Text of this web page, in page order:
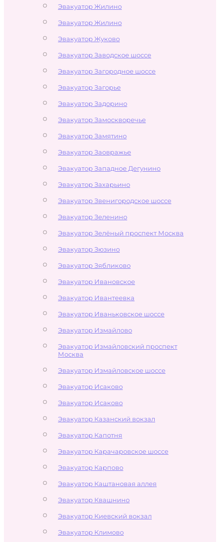
Эвакуатор Жилино
Эвакуатор Жилино
Эвакуатор Жуково
Эвакуатор Заводское шоссе
Эвакуатор Загородное шоссе
Эвакуатор Загорье
Эвакуатор Задорино
Эвакуатор Замоскворечье
Эвакуатор Замятино
Эвакуатор Заовражье
Эвакуатор Западное Дегунино
Эвакуатор Захарьино
Эвакуатор Звенигородское шоссе
Эвакуатор Зеленино
Эвакуатор Зелёный проспект Москва
Эвакуатор Зюзино
Эвакуатор Зябликово
Эвакуатор Ивановское
Эвакуатор Ивантеевка
Эвакуатор Иваньковское шоссе
Эвакуатор Измайлово
Эвакуатор Измайловский проспект
Москва
Эвакуатор Измайловское шоссе
Эвакуатор Исаково
Эвакуатор Исаково
Эвакуатор Казанский вокзал
Эвакуатор Капотня
Эвакуатор Карачаровское шоссе
Эвакуатор Карпово
Эвакуатор Каштановая аллея
Эвакуатор Квашнино
Эвакуатор Киевский вокзал
Эвакуатор Климово